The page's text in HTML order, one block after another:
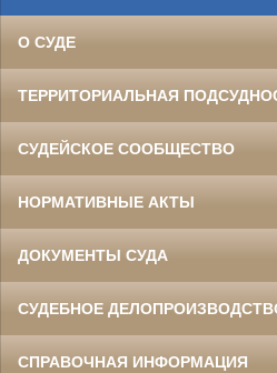
О СУДЕ
ТЕРРИТОРИАЛЬНАЯ
СУДЕЙСКОЕ СООБЩЕСТВО
НОРМАТИВНЫЕ АКТЫ
ДОКУМЕНТЫ СУДА
СУДЕБНОЕ
СПРАВОЧНАЯ ИНФОРМАЦИЯ